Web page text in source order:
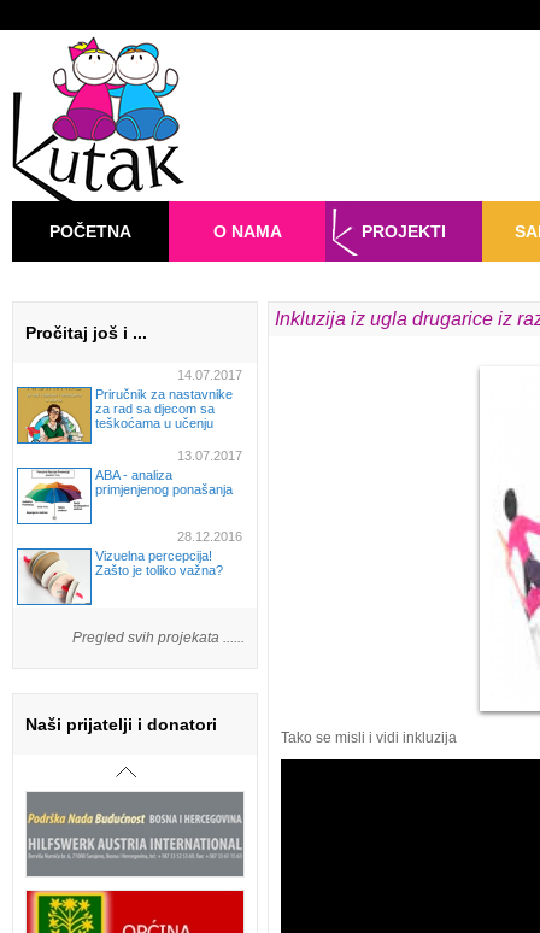
POČETNA O NAMA PROJEKTI
Pročitaj još i ...
14.07.2017
Priručnik za nastavnike
za rad sa djecom sa
teškoćama u učenju
13.07.2017
ABA - analiza
primjenjenog ponašanja
28.12.2016
Vizuelna percepcija!
Zašto je toliko važna?
Pregled svih projekata ......
Naši prijatelji i donatori
Inkluzija iz ugla drugarice iz
Tako se misli i vidi inkluzija